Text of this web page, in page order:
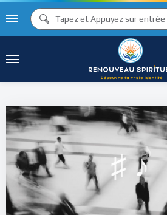
♫ ♩
♩
♯ ♪